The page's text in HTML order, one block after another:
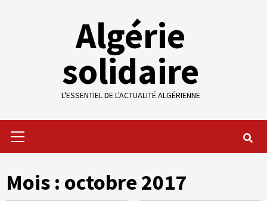
Algérie
solidaire
L'ESSENTIEL DE L'ACTUALITÉ ALGÉRIENNE
Menu
Mois : octobre 2017